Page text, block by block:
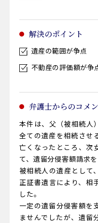
解決のポイント
遺産の範囲が争点
不動産の評価額が争
弁護士からのコメ
本件は、父（被相続人
全ての遺産を相続させ
亡くなったところ、次
て、遺留分侵害額請求
被相続人の遺産として
正証書遺言により、相
した。
一定の遺留分侵害額を
ませんでしたが、遺留